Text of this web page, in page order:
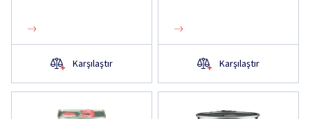
Karşılaştır Karşılaştır